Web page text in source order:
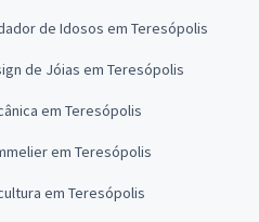
de Idosos em Teresópolis
de Jóias em Teresópolis
em Teresópolis
em Teresópolis
em Teresópolis